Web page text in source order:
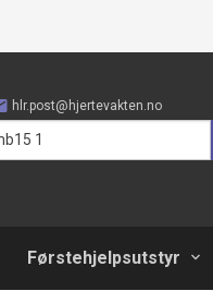
hlr.post@hjertevakten.no
Førstehjelpsutstyr